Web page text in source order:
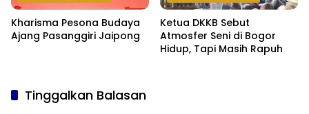
Kharisma Pesona Budaya
Ajang Pasanggiri Jaipong
Ketua DKKB Sebut
Atmosfer Seni di Bogor
Hidup, Tapi Masih Rapuh
Tinggalkan Balasan